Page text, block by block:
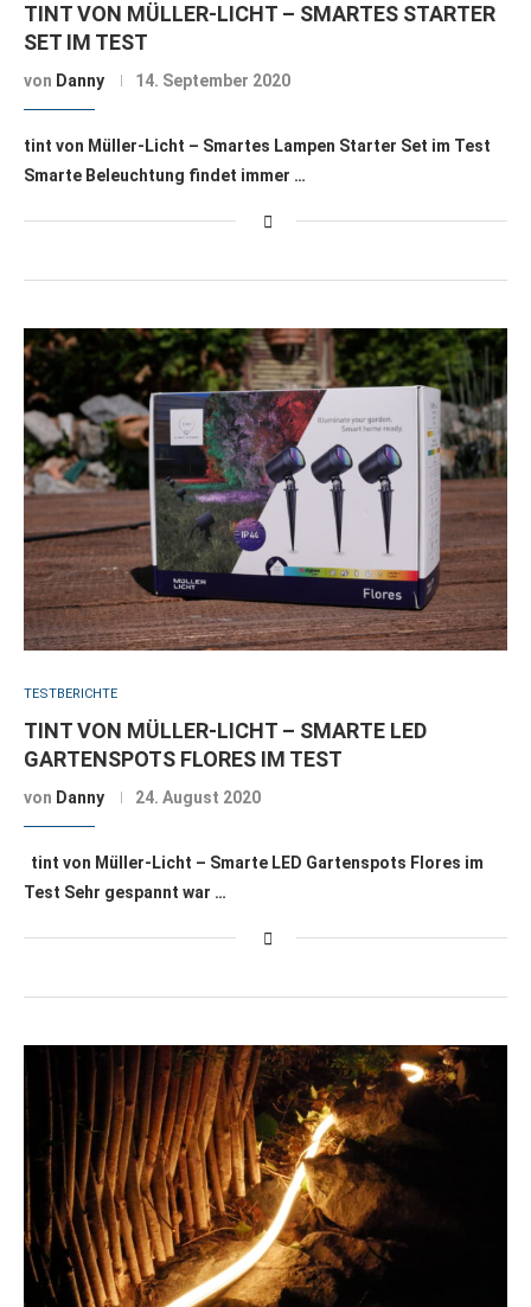
TINT VON MÜLLER-LICHT – SMARTES STARTER
SET IM TEST
von Danny 14. September 2020
tint von Müller-Licht – Smartes Lampen Starter Set im Test
Smarte Beleuchtung findet immer …
TESTBERICHTE
TINT VON MÜLLER-LICHT – SMARTE LED
GARTENSPOTS FLORES IM TEST
von Danny 24. August 2020
tint von Müller-Licht – Smarte LED Gartenspots Flores im
Test Sehr gespannt war …